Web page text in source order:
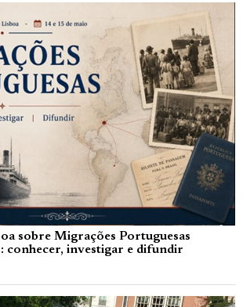
sobre Migrações Portuguesas
conhecer, investigar e difundir